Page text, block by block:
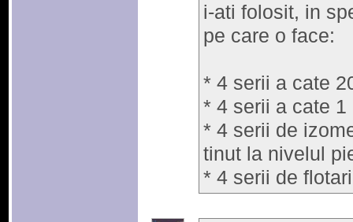
i-ati folosit, in
pe care o face:
* 4 serii a cate
* 4 serii a cate
* 4 serii de
tinut la nivelul
* 4 serii de